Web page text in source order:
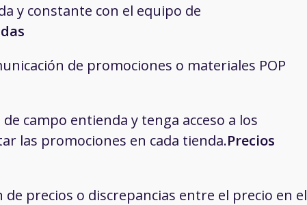
y constante con el equipo de
de promociones o materiales POP
campo entienda y tenga acceso a los
las promociones en cada tienda.Precios
de precios o discrepancias entre el precio en el